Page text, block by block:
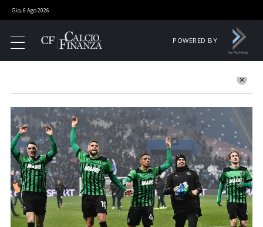
Gio, 6 Ago 2026
POWERED BY